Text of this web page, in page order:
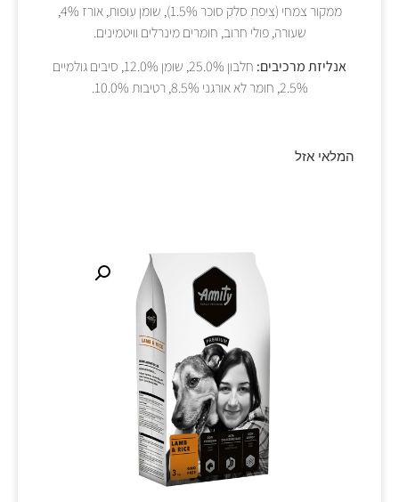
ממקור צמחי (ציפת סלק סוכר 1.5%), שומן עופות, אורז 4%,
שעורה, פולי חרוב, חומרים מינרלים וויטמינים.
אנליזת מרכיבים:
חלבון 25.0%, שומן 12.0%, סיבים גולמיים
2.5%, חומר לא אורגני 8.5%, רטיבות 10.0%.
המלאי אזל